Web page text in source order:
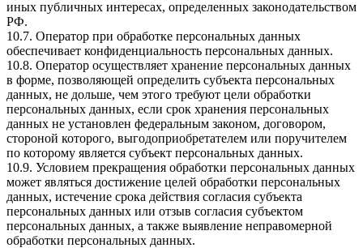
иных публичных интересах, определенных законодательством
РФ.
10.7. Оператор при обработке персональных данных
обеспечивает конфиденциальность персональных данных.
10.8. Оператор осуществляет хранение персональных данных
в форме, позволяющей определить субъекта персональных
данных, не дольше, чем этого требуют цели обработки
персональных данных, если срок хранения персональных
данных не установлен федеральным законом, договором,
стороной которого, выгодоприобретателем или поручителем
по которому является субъект персональных данных.
10.9. Условием прекращения обработки персональных данных
может являться достижение целей обработки персональных
данных, истечение срока действия согласия субъекта
персональных данных или отзыв согласия субъектом
персональных данных, а также выявление неправомерной
обработки персональных данных.